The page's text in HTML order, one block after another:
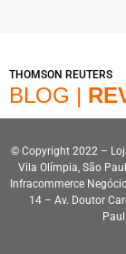
THOMSON REUTERS
BLOG |
© Copyright 2022 –
Vila Olímpia, São
Infracommerce
14 – Av. Doutor